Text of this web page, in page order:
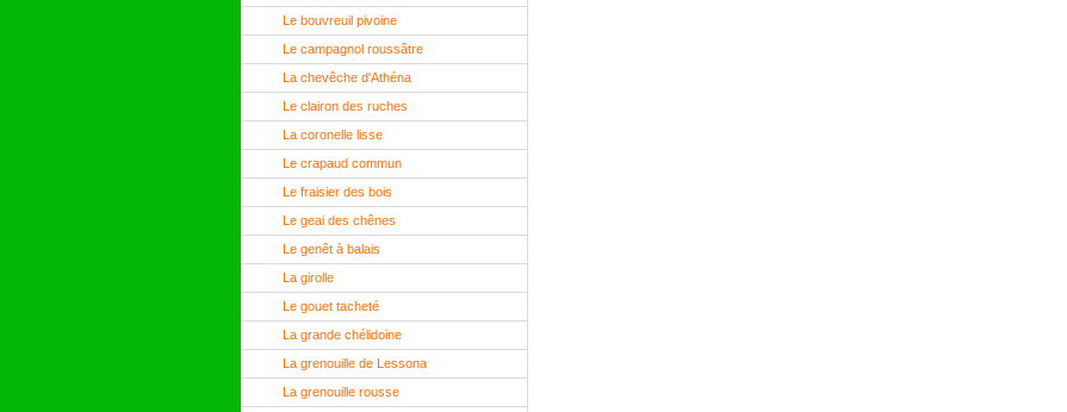
Le bouvreuil pivoine
Le campagnol roussâtre
La chevêche d'Athéna
Le clairon des ruches
La coronelle lisse
Le crapaud commun
Le fraisier des bois
Le geai des chênes
Le genêt à balais
La girolle
Le gouet tacheté
La grande chélidoine
La grenouille de Lessona
La grenouille rousse